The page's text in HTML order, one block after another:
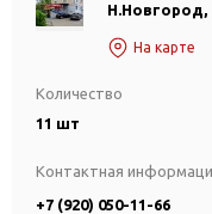
Н.Новгород,
На карте
Количество
11 шт
Контактная
+7 (920) 050-11-66